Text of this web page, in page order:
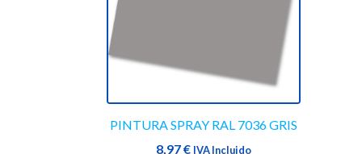
PINTURA SPRAY RAL 7036 GRIS
8,97€ IVA Incluido
Las
opciones
se
elegir
en